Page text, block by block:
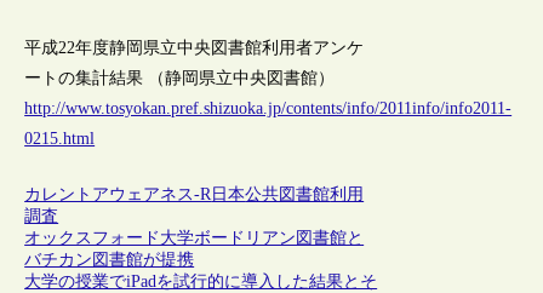
平成22年度静岡県立中央図書館利用者アンケ
ートの集計結果 （静岡県立中央図書館）
http://www.tosyokan.pref.shizuoka.jp/contents/info/2011info/info2011-
0215.html
カレントアウェアネス-R日本公共図書館利用
調査
オックスフォード大学ボードリアン図書館と
バチカン図書館が提携
大学の授業でiPadを試行的に導入した結果とそ